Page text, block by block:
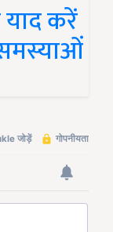
याद करें